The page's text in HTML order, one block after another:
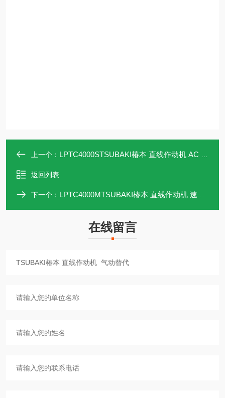
上一个： LPTC4000STSUBAKI椿本 直线作动机 AC 电源直驱
返回列表
下一个： LPTC4000MTSUBAKI椿本 直线作动机 速度范围宽
在线留言